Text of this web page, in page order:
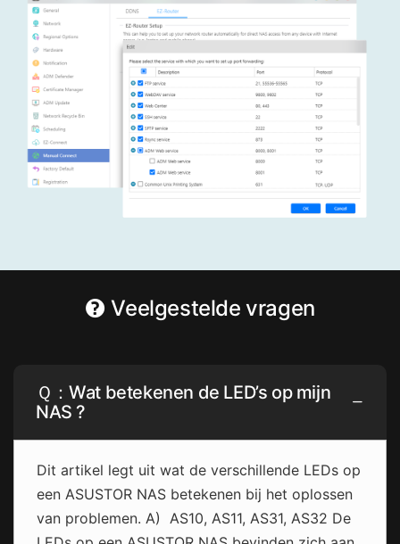
Veelgestelde vragen
Ｑ：Wat betekenen de LED’s op mijn
NAS ?
Dit artikel legt uit wat de verschillende LEDs op
een ASUSTOR NAS betekenen bij het oplossen
van problemen. A) AS10, AS11, AS31, AS32 De